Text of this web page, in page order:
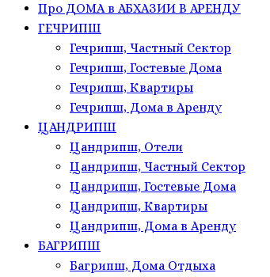
Про ДОМА в АБХАЗИИ В АРЕНДУ
ГЕЧРИПШ
Гечрипш, Частный Сектор
Гечрипш, Гостевые Дома
Гечрипш, Квартиры
Гечрипш, Дома в Аренду
ЦАНДРИПШ
Цандрипш, Отели
Цандрипш, Частный Сектор
Цандрипш, Гостевые Дома
Цандрипш, Квартиры
Цандрипш, Дома в Аренду
БАГРИПШ
Багрипш, Дома Отдыха